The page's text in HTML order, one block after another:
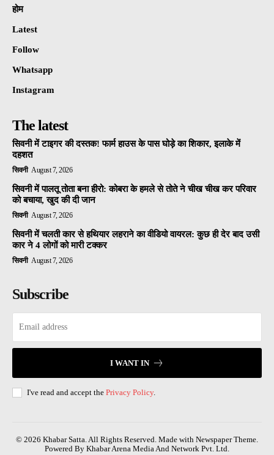
होम
Latest
Follow
Whatsapp
Instagram
The latest
सिवनी में टाइगर की दस्तक! फार्म हाउस के पास घोड़े का शिकार, इलाके में
दहशत
सिवनी August 7, 2026
सिवनी में पालतू तोता बना हीरो: कोबरा के हमले से तोते ने चीख चीख कर परिवार
को बचाया, खुद की दी जान
सिवनी August 7, 2026
सिवनी में चलती कार से हथियार लहराने का वीडियो वायरल: कुछ ही देर बाद उसी
कार ने 4 लोगों को मारी टक्कर
सिवनी August 7, 2026
Subscribe
I WANT IN
I've read and accept the Privacy Policy.
© 2026 Khabar Satta. All Rights Reserved. Made with Newspaper Theme.
Powered By Khabar Arena Media And Network Pvt. Ltd.